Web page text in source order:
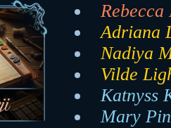
Adriana
Nadiya
Vilde
Katnyss
Mary